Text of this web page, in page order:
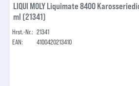
LIQUI MOLY Liquimate 8400
ml (21341)
Hrst.-Nr.: 21341
EAN:
4100420213410